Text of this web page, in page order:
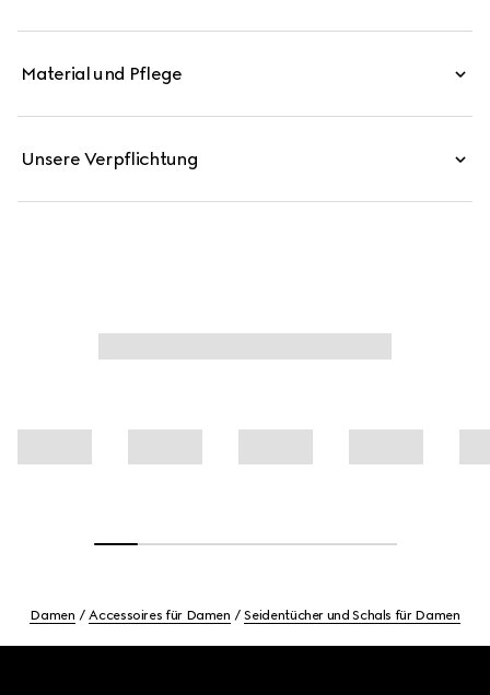
Material und Pflege
Unsere Verpflichtung
Damen Accessoires für Damen Seidentücher und Schals für Damen